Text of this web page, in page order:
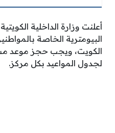
أعلنت وزارة الداخلية
البيومترية الخاصة
الكويت، ويجب حجز موعد
لجدول المواعيد بكل مركز.